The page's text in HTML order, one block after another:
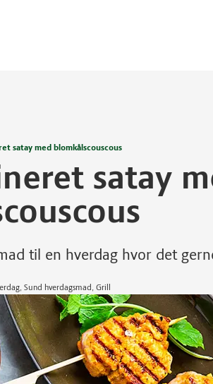
satay med blomkålscouscous
satay
til en hverdag hvor det
Sund hverdagsmad, Grill